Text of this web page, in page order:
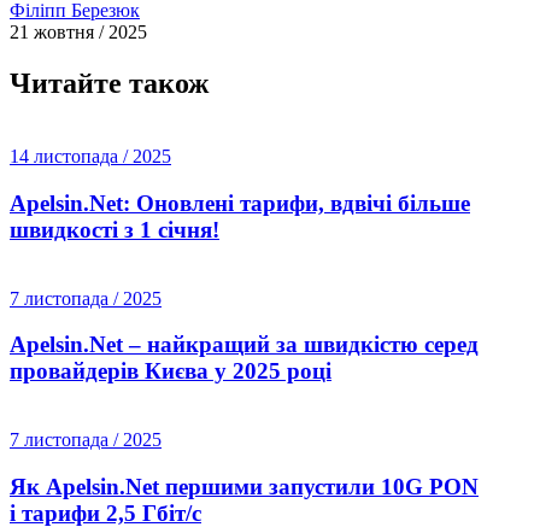
Філіпп Березюк
21 жовтня / 2025
Читайте також
14 листопада / 2025
Apelsin.Net: Оновлені тарифи, вдвічі більше
швидкості з 1 січня!
7 листопада / 2025
Apelsin.Net – найкращий за швидкістю серед
провайдерів Києва у 2025 році
7 листопада / 2025
Як Apelsin.Net першими запустили 10G PON
і тарифи 2,5 Гбіт/с